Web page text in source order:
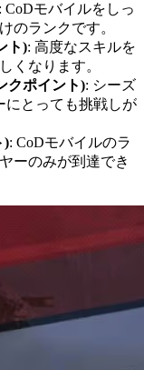
: CoDモバイルをしっ
のランクです。
ト): 高度なスキルを
くなります。
クポイント): シーズ
にとっても挑戦しが
): CoDモバイルのラ
ーのみが到達でき